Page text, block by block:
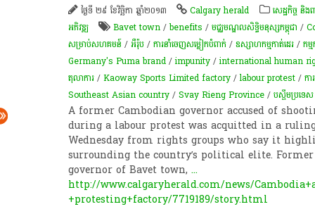
ថ្ងៃទី ២៩ ខែវិច្ឆិកា ឆ្នាំ២០១៣ Calgary herald
សេដ្ឋកិច្ច និង
អភិវឌ្ឍ
Bavet town/benefits /មជ្ឈមណ្ឌលសិទ្ធិមនុស្សកម្ពុជា /
សម្រាប់​សហគមន៍​/អឺរ៉ុប/ការ​នាំ​ចេញ​សម្លៀក​បំពាក់/ឧស្សាហកម្មកាត់ដេរ/កម្
Germany's Puma brand/impunity/international human
តុលាការ/Kaoway Sports Limited factory/labour protest/កា
Southeast Asian country/Svay Rieng Province/បស្ចឹមប្រទេស
A former Cambodian governor accused of
during a labour protest was acquitted in a
Wednesday from rights groups who say it
surrounding the country’s political elite.
governor of Bavet town, ...
http://www.calgaryherald.com/news/
+protesting+factory/7719189/story.html